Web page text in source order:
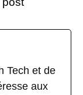
Tech et de
aux